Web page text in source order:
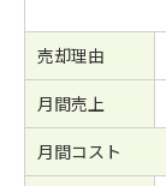
売却理由
月間売上
月間コスト